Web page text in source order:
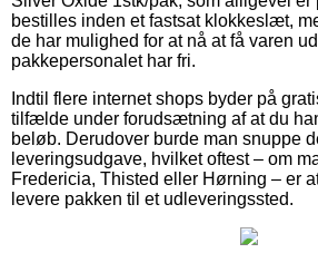
bestilles inden et fastsat klokkeslæt,
de har mulighed for at nå at få varen
pakkepersonalet har fri.
Indtil flere internet shops byder på
tilfælde under forudsætning af at du
beløb. Derudover burde man snuppe
leveringsudgave, hvilket oftest – om
Fredericia, Thisted eller Hørning – er
levere pakken til et udleveringssted.